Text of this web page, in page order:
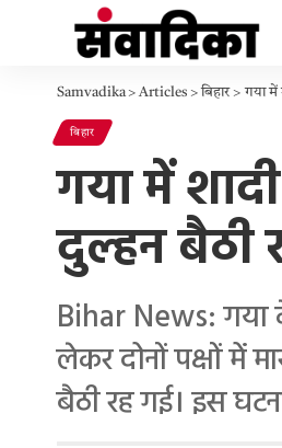
Samvadika>Articles >बिहार>गया में
बिहार
गया में
दुल्हन बैठी
Bihar News: गया
लेकर दोनों पक्षों में
बैठी रह गई। इस